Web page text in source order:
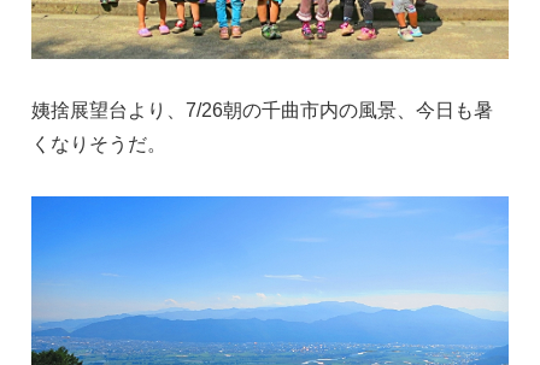
姨捨展望台より、7/26朝の千曲市内の風景、今日も暑
くなりそうだ。